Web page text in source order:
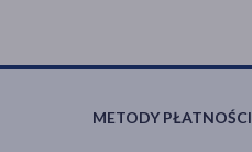
METODY PŁATNOŚCI